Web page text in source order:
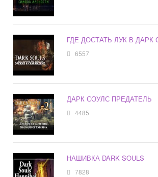
ГДЕ ДОСТАТЬ ЛУК В ДАРК
6557
ДАРК СОУЛС ПРЕДАТЕЛЬ
4485
НАШИВКА DARK SOULS
7828